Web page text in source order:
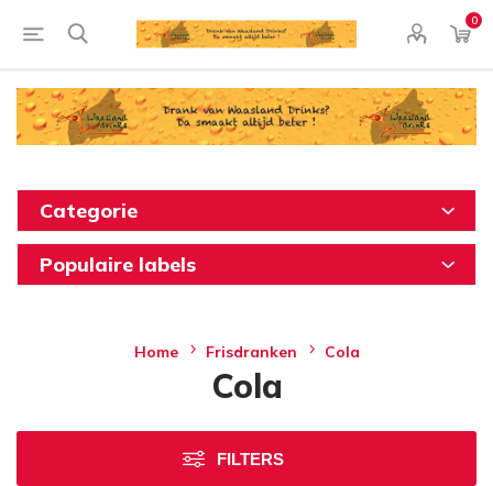
0
Categorie
Populaire labels
Home Frisdranken Cola
Cola
FILTERS